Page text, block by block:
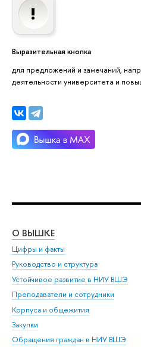
Выразительная кнопка
для предложений и замечаний,
деятельности университета и
О ВЫШКЕ
Цифры и факты
Руководство и структура
Устойчивое развитие в НИУ ВШЭ
Преподаватели и сотрудники
Корпуса и общежития
Закупки
Обращения граждан в НИУ ВШЭ